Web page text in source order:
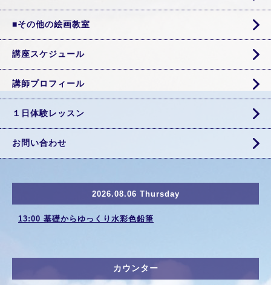
■その他の絵画教室
講座スケジュール
講師プロフィール
１日体験レッスン
お問い合わせ
2026.08.06 Thursday
13:00 基礎からゆっくり水彩色鉛筆
カウンター